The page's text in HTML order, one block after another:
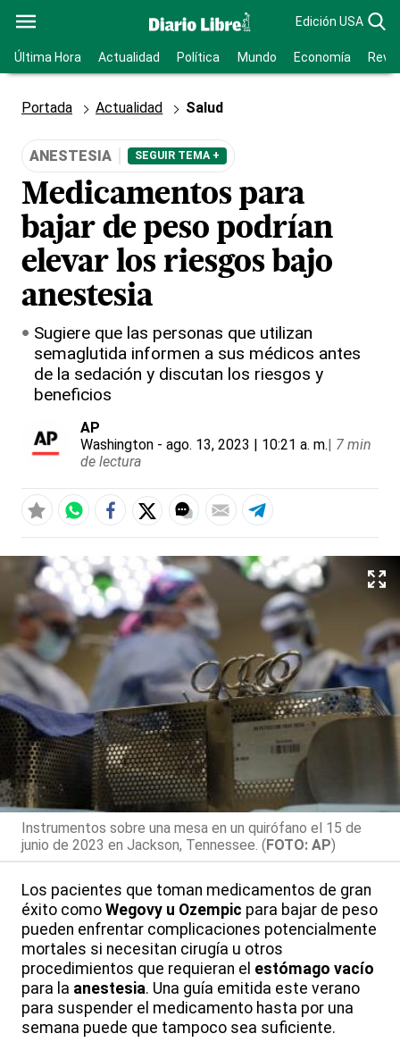
Edición USA
Última Hora Actualidad Política Mundo Economía
Portada Actualidad Salud
ANESTESIA SEGUIR TEMA +
Medicamentos para
bajar de peso podrían
elevar los riesgos bajo
anestesia
Sugiere que las personas que utilizan
semaglutida informen a sus médicos antes
de la sedación y discutan los riesgos y
beneficios
AP
Washington - ago. 13, 2023 | 10:21 a. m.| 7 min
de lectura
Instrumentos sobre una mesa en un quirófano el 15 de
junio de 2023 en Jackson, Tennessee. (FOTO: AP)
Los pacientes que toman medicamentos de gran
éxito como Wegovy u Ozempic para bajar de peso
pueden enfrentar complicaciones potencialmente
mortales si necesitan cirugía u otros
procedimientos que requieran el estómago vacío
para la anestesia. Una guía emitida este verano
para suspender el medicamento hasta por una
semana puede que tampoco sea suficiente.